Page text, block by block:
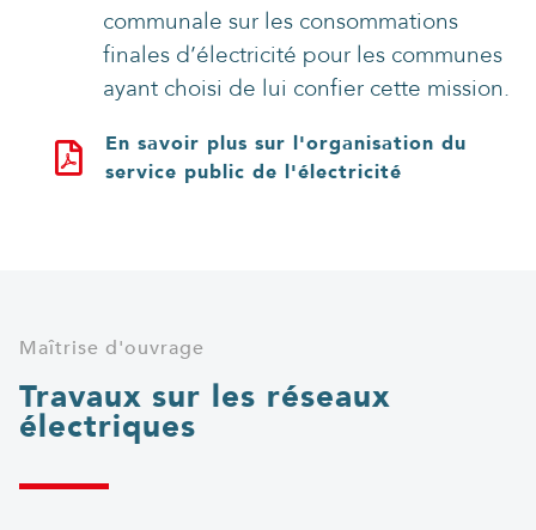
communale sur les consommations
finales d’électricité pour les communes
ayant choisi de lui confier cette mission.
En savoir plus sur l'organisation du
service public de l'électricité
Maîtrise d'ouvrage
Travaux sur les réseaux
électriques